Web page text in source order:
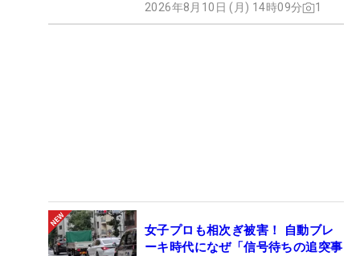
2026年8月10日 (月) 14時09分 1
女子プロも相次ぎ被害！ 自動ブレ
ーキ時代になぜ「信号待ちの追突事